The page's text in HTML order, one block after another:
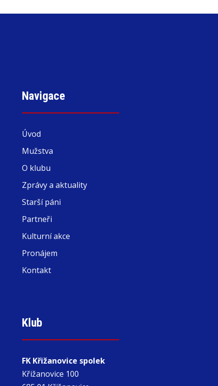
Navigace
Úvod
Mužstva
O klubu
Zprávy a aktuality
Starší páni
Partneři
Kulturní akce
Pronájem
Kontakt
Klub
FK Křižanovice spolek
Křižanovice 100